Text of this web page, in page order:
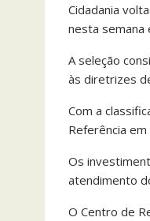
Cidadania
nesta semana
A seleção
às diretrizes
Com a
Referência
Os
atendimento
O Centro de